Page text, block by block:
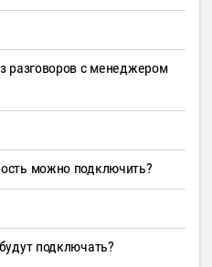
разговоров с менеджером
можно подключить?
подключать?